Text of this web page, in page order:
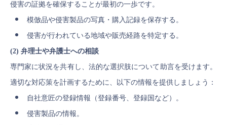
侵害の証拠を確保することが最初の一歩です。
模倣品や侵害製品の写真・購入記録を保存する。
侵害が行われている地域や販売経路を特定する。
(2) 弁理士や弁護士への相談
専門家に状況を共有し、法的な選択肢について助言を受けます。
適切な対応策を計画するために、以下の情報を提供しましょう：
自社意匠の登録情報（登録番号、登録国など）。
侵害製品の情報。